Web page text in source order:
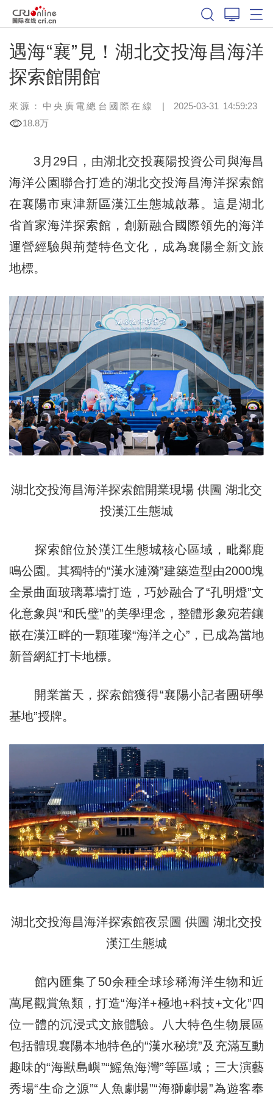
遇海“襄”見！湖北交投海昌海洋
探索館開館
來源：中央廣電總台國際在線 | 2025-03-31 14:59:23
18.8万
3月29日，由湖北交投襄陽投資公司與海昌
海洋公園聯合打造的湖北交投海昌海洋探索館
在襄陽市東津新區漢江生態城啟幕。這是湖北
省首家海洋探索館，創新融合國際領先的海洋
運營經驗與荊楚特色文化，成為襄陽全新文旅
地標。
湖北交投海昌海洋探索館開業現場 供圖 湖北交
投漢江生態城
探索館位於漢江生態城核心區域，毗鄰鹿
鳴公園。其獨特的“漢水漣漪”建築造型由2000塊
全景曲面玻璃幕墻打造，巧妙融合了“孔明燈”文
化意象與“和氏璧”的美學理念，整體形象宛若鑲
嵌在漢江畔的一顆璀璨“海洋之心”，已成為當地
新晉網紅打卡地標。
開業當天，探索館獲得“襄陽小記者團研學
基地”授牌。
湖北交投海昌海洋探索館夜景圖 供圖 湖北交投
漢江生態城
館內匯集了50余種全球珍稀海洋生物和近
萬尾觀賞魚類，打造“海洋+極地+科技+文化”四
位一體的沉浸式文旅體驗。八大特色生物展區
包括體現襄陽本地特色的“漢水秘境”及充滿互動
趣味的“海獸島嶼”“鰩魚海灣”等區域；三大演藝
秀場“生命之源”“人魚劇場”“海獅劇場”為遊客奉